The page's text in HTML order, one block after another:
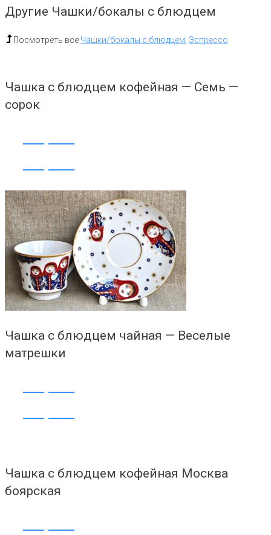
Другие Чашки/бокалы с блюдцем
Посмотреть все Чашки/бокалы с блюдцем, Эспрессо
Чашка с блюдцем кофейная — Семь —
сорок
Чашка с блюдцем чайная — Веселые
матрешки
Чашка с блюдцем кофейная Москва
боярская